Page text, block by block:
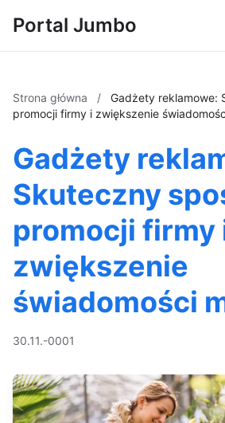
Portal Jumbo
Strona główna /
Gadżety reklamowe:
promocji firmy i zwiększenie
Gadżety
Skuteczny
promocji firmy
zwiększenie
świadomości
30.11.-0001